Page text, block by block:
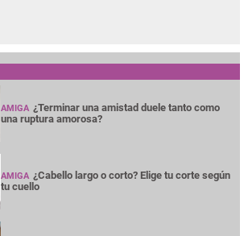
AMIGA ¿Terminar una amistad duele tanto como
una ruptura amorosa?
AMIGA ¿Cabello largo o corto? Elige tu corte según
tu cuello